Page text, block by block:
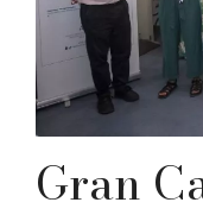
Gran